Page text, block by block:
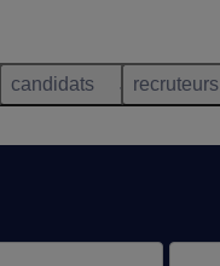
candidats recruteurs